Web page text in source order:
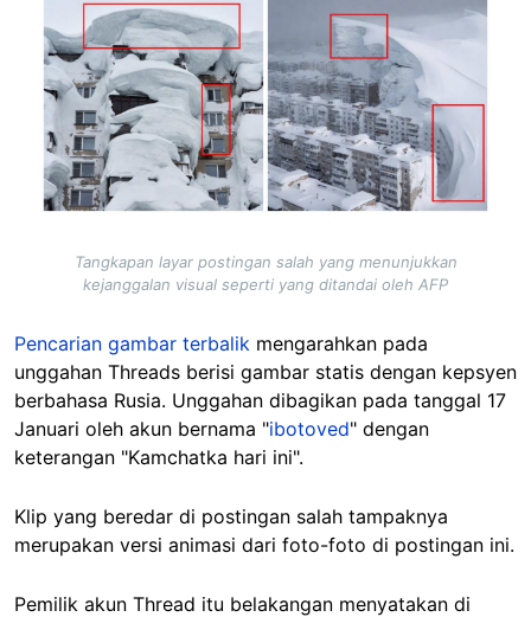
Tangkapan layar postingan salah yang menunjukkan
kejanggalan visual seperti yang ditandai oleh AFP
Pencarian gambar terbalik mengarahkan pada
unggahan Threads berisi gambar statis dengan kepsyen
berbahasa Rusia. Unggahan dibagikan pada tanggal 17
Januari oleh akun bernama "ibotoved" dengan
keterangan "Kamchatka hari ini".
Klip yang beredar di postingan salah tampaknya
merupakan versi animasi dari foto-foto di postingan ini.
Pemilik akun Thread itu belakangan menyatakan di